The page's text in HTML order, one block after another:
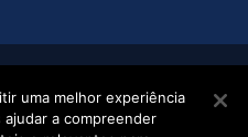
uma melhor experiência
a compreender